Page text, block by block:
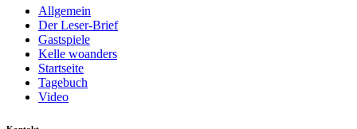
Allgemein
Der Leser-Brief
Gastspiele
Kelle woanders
Startseite
Tagebuch
Video